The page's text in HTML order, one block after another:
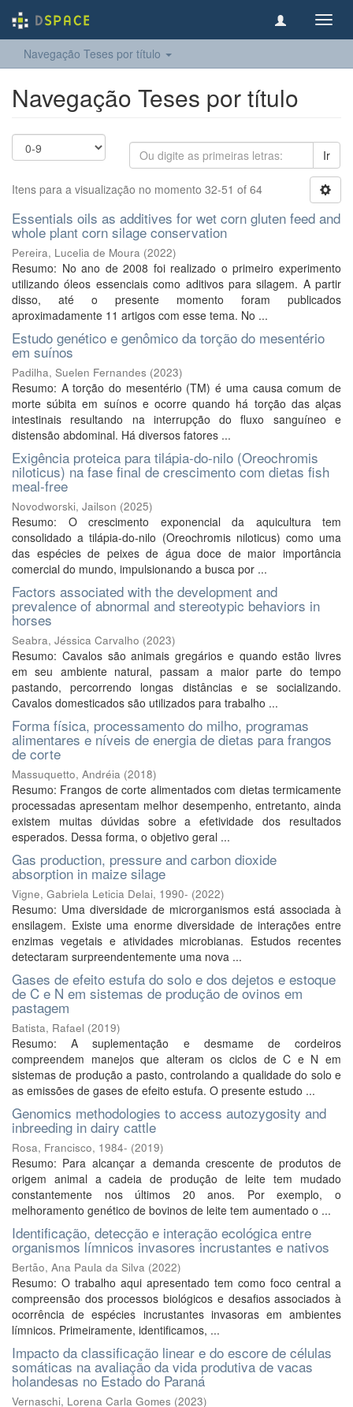
Navegação Teses por título
Navegação Teses por título
Ir
Itens para a visualização no momento 32-51 of 64
Essentials oils as additives for wet corn gluten feed and
whole plant corn silage conservation
Pereira, Lucelia de Moura (2022)
Resumo: No ano de 2008 foi realizado o primeiro experimento
utilizando óleos essenciais como aditivos para silagem. A partir
disso, até o presente momento foram publicados
aproximadamente 11 artigos com esse tema. No ...
Estudo genético e genômico da torção do mesentério
em suínos
Padilha, Suelen Fernandes (2023)
Resumo: A torção do mesentério (TM) é uma causa comum de
morte súbita em suínos e ocorre quando há torção das alças
intestinais resultando na interrupção do fluxo sanguíneo e
distensão abdominal. Há diversos fatores ...
Exigência proteica para tilápia-do-nilo (Oreochromis
niloticus) na fase final de crescimento com dietas fish
meal-free
Novodworski, Jailson (2025)
Resumo: O crescimento exponencial da aquicultura tem
consolidado a tilápia-do-nilo (Oreochromis niloticus) como uma
das espécies de peixes de água doce de maior importância
comercial do mundo, impulsionando a busca por ...
Factors associated with the development and
prevalence of abnormal and stereotypic behaviors in
horses
Seabra, Jéssica Carvalho (2023)
Resumo: Cavalos são animais gregários e quando estão livres
em seu ambiente natural, passam a maior parte do tempo
pastando, percorrendo longas distâncias e se socializando.
Cavalos domesticados são utilizados para trabalho ...
Forma física, processamento do milho, programas
alimentares e níveis de energia de dietas para frangos
de corte
Massuquetto, Andréia (2018)
Resumo: Frangos de corte alimentados com dietas termicamente
processadas apresentam melhor desempenho, entretanto, ainda
existem muitas dúvidas sobre a efetividade dos resultados
esperados. Dessa forma, o objetivo geral ...
Gas production, pressure and carbon dioxide
absorption in maize silage
Vigne, Gabriela Leticia Delai, 1990- (2022)
Resumo: Uma diversidade de microrganismos está associada à
ensilagem. Existe uma enorme diversidade de interações entre
enzimas vegetais e atividades microbianas. Estudos recentes
detectaram surpreendentemente uma nova ...
Gases de efeito estufa do solo e dos dejetos e estoque
de C e N em sistemas de produção de ovinos em
pastagem
Batista, Rafael (2019)
Resumo: A suplementação e desmame de cordeiros
compreendem manejos que alteram os ciclos de C e N em
sistemas de produção a pasto, controlando a qualidade do solo e
as emissões de gases de efeito estufa. O presente estudo ...
Genomics methodologies to access autozygosity and
inbreeding in dairy cattle
Rosa, Francisco, 1984- (2019)
Resumo: Para alcançar a demanda crescente de produtos de
origem animal a cadeia de produção de leite tem mudado
constantemente nos últimos 20 anos. Por exemplo, o
melhoramento genético de bovinos de leite tem aumentado o ...
Identificação, detecção e interação ecológica entre
organismos límnicos invasores incrustantes e nativos
Bertão, Ana Paula da Silva (2022)
Resumo: O trabalho aqui apresentado tem como foco central a
compreensão dos processos biológicos e desafios associados à
ocorrência de espécies incrustantes invasoras em ambientes
límnicos. Primeiramente, identificamos, ...
Impacto da classificação linear e do escore de células
somáticas na avaliação da vida produtiva de vacas
holandesas no Estado do Paraná
Vernaschi, Lorena Carla Gomes (2023)